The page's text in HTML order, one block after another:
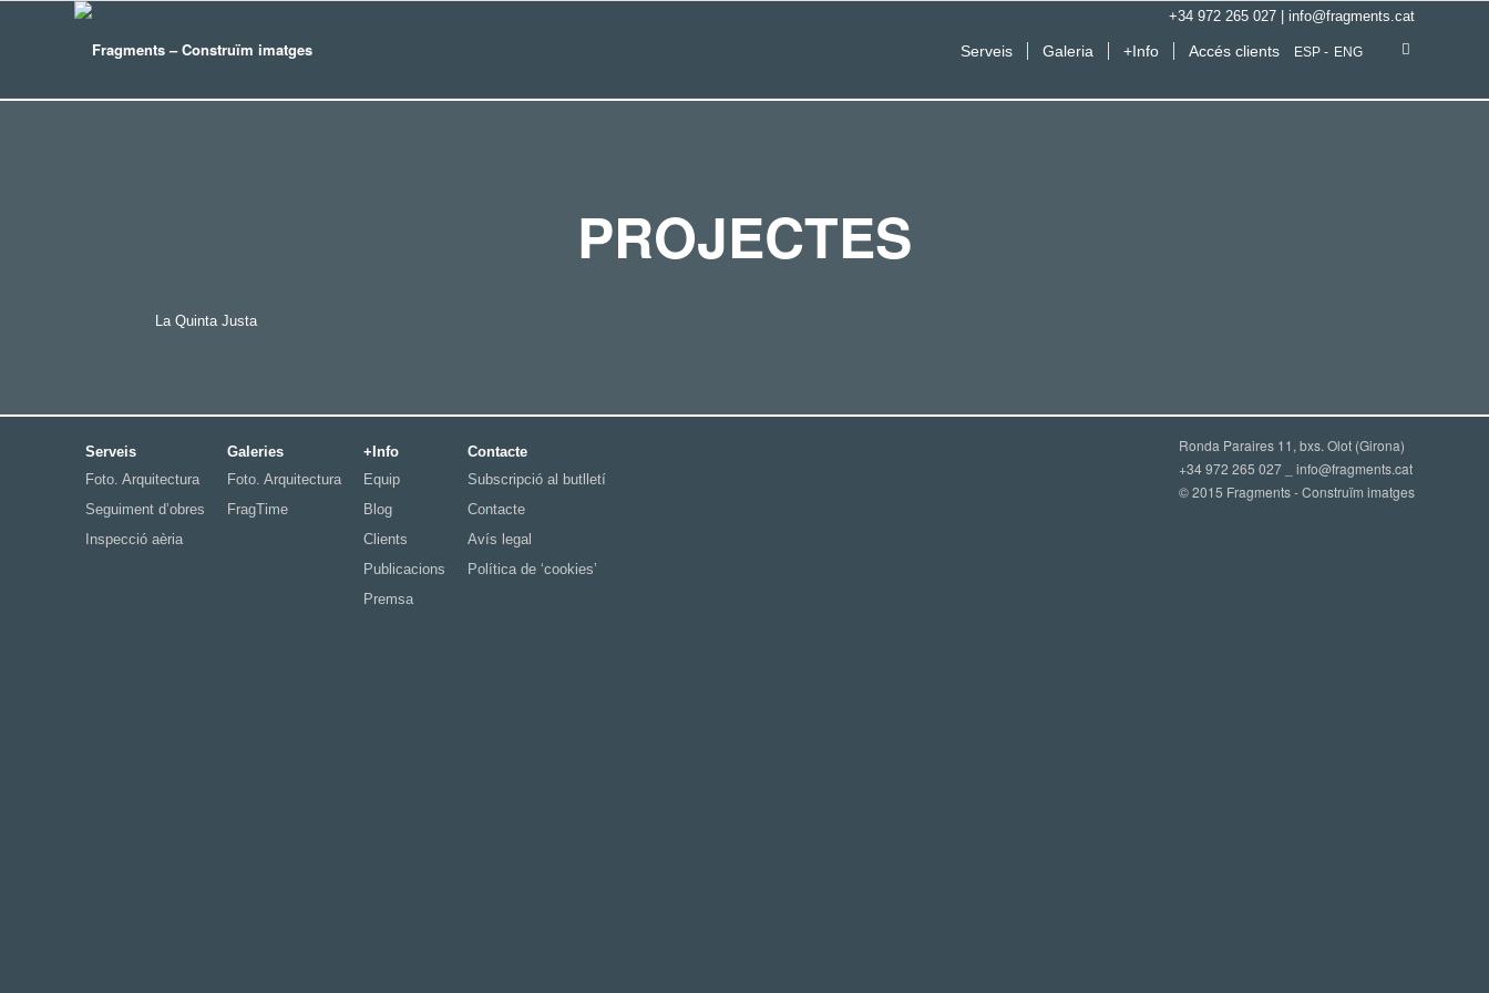
+34 972 265 027 info@fragments.cat
Serveis Galeria +Info Accés clients ESP ENG
PROJECTES
La Quinta Justa
Serveis
Foto. Arquitectura
Seguiment d’obres
Inspecció aèria
Galeries
Foto. Arquitectura
FragTime
+Info
Equip
Blog
Clients
Publicacions
Premsa
Contacte
Subscripció al butlletí
Contacte
Avís legal
Política de ‘cookies’
Ronda Paraires 11, bxs. Olot (Girona)
+34 972 265 027 _ info@fragments.cat
© 2015 Fragments - Construïm imatges